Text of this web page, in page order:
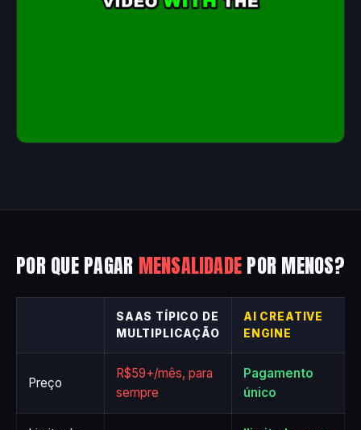
POR QUE PAGAR MENSALIDADEPOR MENOS?
SAAS TÍPICO DE
MULTIPLICAÇÃO
AI CREATIVE
ENGINE
Preço
R$59+/mês, para
sempre
Pagamento
único